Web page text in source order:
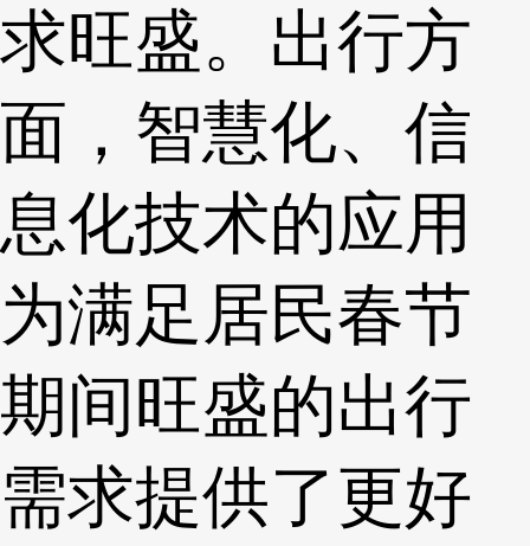
求旺盛。出行方
面，智慧化、信
息化技术的应用
为满足居民春节
期间旺盛的出行
需求提供了更好